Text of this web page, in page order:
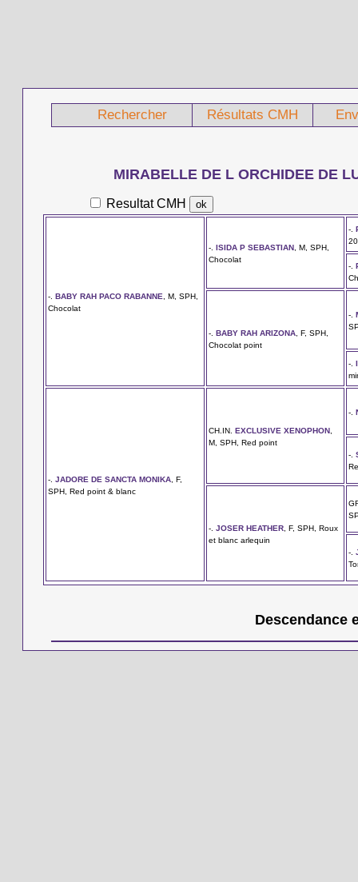
Rechercher Résultats CMH
MIRABELLE DE L ORCHIDEE DE
Resultat CMH
-. BABY RAH PACO RABANNE , M, SPH,
Chocolat
-. ISIDA P SEBASTIAN , M, SPH,
Chocolat
-.
-.
-. BABY RAH ARIZONA , F, SPH,
Chocolat point
-.
-.
-. JADORE DE SANCTA MONIKA , F,
SPH, Red point & blanc
CH.IN. EXCLUSIVE XENOPHON
M, SPH, Red point
-.
-.
-. JOSER HEATHER , F, SPH, Roux
et blanc arlequin
-.
Descendance